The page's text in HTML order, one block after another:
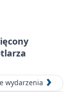
wydarzenia